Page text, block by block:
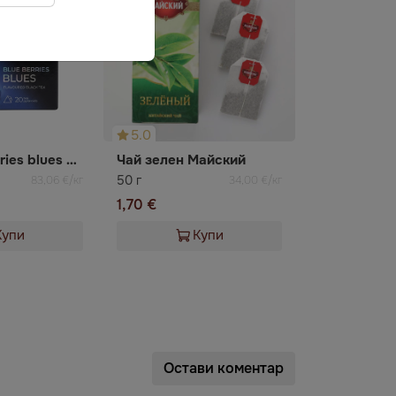
Чай blue berries blues CURTIS
83,06 €/кг
5.0
Чай зелен Майский
50 г 34,00 €/кг
1,70 €
Купи
Остави коментар